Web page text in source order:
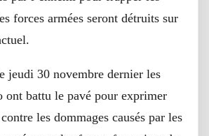
forces armées seront détruits sur
jeudi 30 novembre dernier les
ont battu le pavé pour exprimer
les dommages causés par les